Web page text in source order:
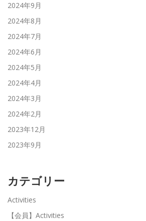
2024年9月
2024年8月
2024年7月
2024年6月
2024年5月
2024年4月
2024年3月
2024年2月
2023年12月
2023年9月
カテゴリー
Activities
【会員】Activities